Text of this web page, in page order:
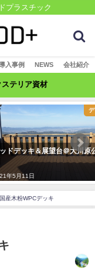
プラスチック
入事例 NEWS 会社紹介
テリア資材
ッキ＆展望台＠大川原公
11日
産木粉WPCデッキ